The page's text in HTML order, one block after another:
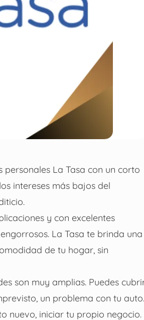
La Tasa con un corto
intereses más bajos del
y con excelentes
La Tasa te brinda una
de tu hogar, sin
son muy amplias. Puedes
un problema con tu auto.
nuevo, iniciar tu propio negocio.